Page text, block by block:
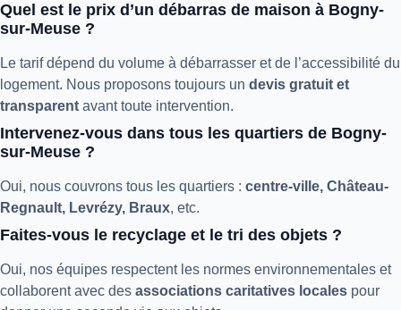
Quel est le prix d’un débarras de maison à Bogny-
sur-Meuse ?
Le tarif dépend du volume à débarrasser et de l’accessibilité du
logement. Nous proposons toujours un devis gratuit et
transparent avant toute intervention.
Intervenez-vous dans tous les quartiers de Bogny-
sur-Meuse ?
Oui, nous couvrons tous les quartiers : centre-ville, Château-
Regnault, Levrézy, Braux, etc.
Faites-vous le recyclage et le tri des objets ?
Oui, nos équipes respectent les normes environnementales et
collaborent avec des associations caritatives locales pour